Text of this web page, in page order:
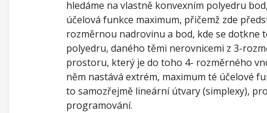
hledáme na vlastně konvexním polyedru
účelová funkce maximum, přičemž zde
rozměrnou nadrovinu a bod, kde se dotkne
polyedru, daného těmi nerovnicemi z 3-
prostoru, který je do toho 4- rozměrného
něm nastává extrém, maximum té účelové
to samozřejmě lineární útvary (simplexy),
programování.